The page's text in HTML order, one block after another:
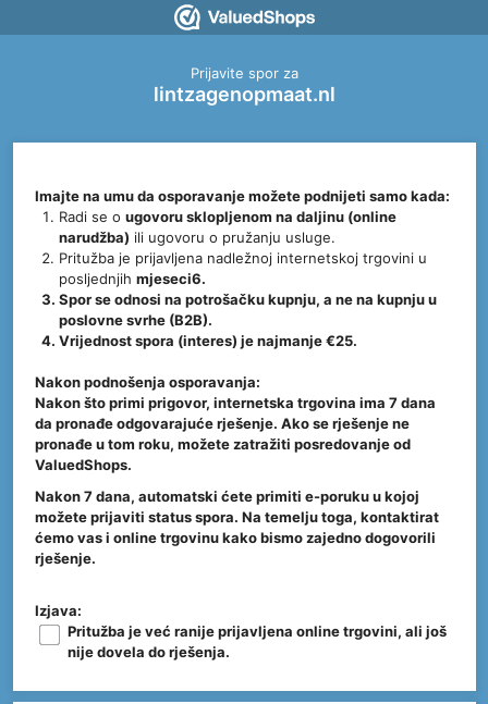
Prijavite spor za
lintzagenopmaat.nl
Imajte na umu da osporavanje možete podnijeti samo kada:
Radi se ougovoru sklopljenom na daljinu (online
narudžba) ili ugovoru o pružanju usluge.
Pritužba je prijavljena nadležnoj internetskoj trgovini u
posljednjihmjeseci6.
Spor se odnosi napotrošačku kupnju, a ne na kupnju u
poslovne svrhe (B2B).
Vrijednost spora (interes) jenajmanje €25.
Nakon podnošenja osporavanja:
Nakon što primi prigovor, internetska trgovina ima 7 dana
da pronađe odgovarajuće rješenje. Ako se rješenje ne
pronađe u tom roku, možete zatražiti posredovanje od
ValuedShops.
Nakon 7 dana, automatski ćete primiti e-poruku u kojoj
možete prijaviti status spora. Na temelju toga, kontaktirat
ćemo vas i online trgovinu kako bismo zajedno dogovorili
rješenje.
Izjava:
Pritužba je već ranije prijavljena online trgovini, ali još
nije dovela do rješenja.